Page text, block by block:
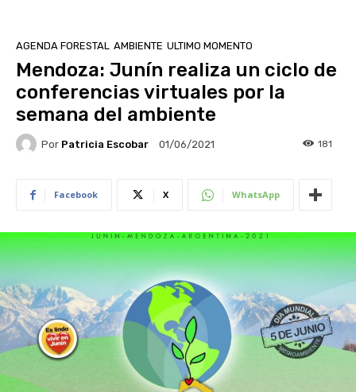
AGENDA FORESTAL AMBIENTE ULTIMO MOMENTO
Mendoza: Junín realiza un ciclo de
conferencias virtuales por la
semana del ambiente
Por Patricia Escobar 01/06/2021 181
Facebook X WhatsApp